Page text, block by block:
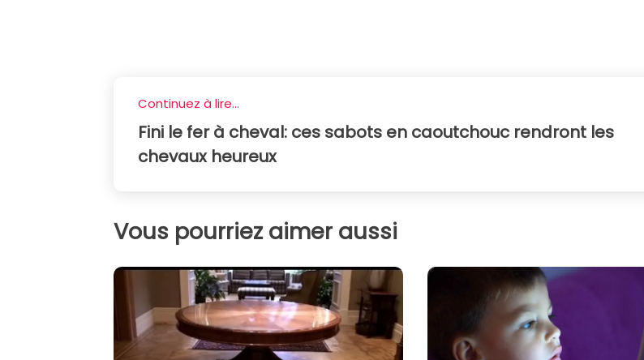
Continuez à lire...
Fini le fer à cheval: ces sabots en caoutchouc rendront les
chevaux heureux
Vous pourriez aimer aussi